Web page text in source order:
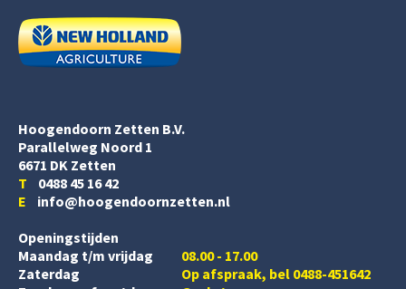
Hoogendoorn Zetten B.V.
Parallelweg Noord 1
6671 DK Zetten
T 0488 45 16 42
E info@hoogendoornzetten.nl
Openingstijden
Maandag t/m vrijdag
08.00 - 17.00
Zaterdag
Op afspraak, bel 0488-451642